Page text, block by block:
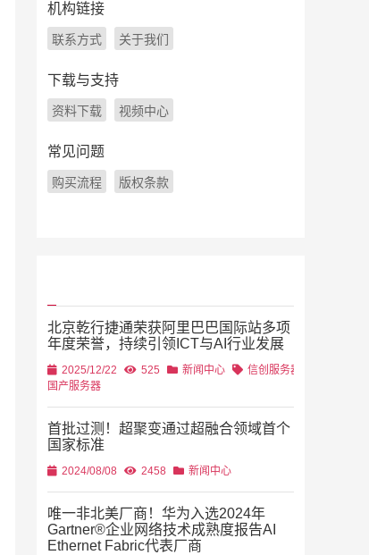
机构链接
联系方式 关于我们
下载与支持
资料下载 视频中心
常见问题
购买流程 版权条款
北京乾行捷通荣获阿里巴巴国际站多项
年度荣誉，持续引领ICT与AI行业发展
2025/12/22 525 新闻中心
信创服务器
国产服务器
首批过测！超聚变通过超融合领域首个
国家标准
2024/08/08 2458 新闻中心
唯一非北美厂商！华为入选2024年
Gartner®企业网络技术成熟度报告AI
Ethernet Fabric代表厂商